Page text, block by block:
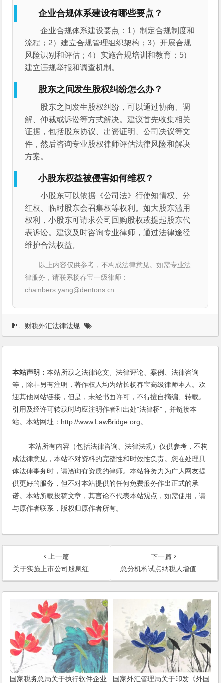
企业合规体系建设有哪些要点？
企业合规体系建设要点：1）制定合规制度和
流程；2）建立合规管理组织架构；3）开展合规
风险识别和评估；4）实施合规培训和教育；5）
建立违规举报和调查机制。
股东之间发生股权纠纷怎么办？
股东之间发生股权纠纷，可以通过协商、调
解、仲裁或诉讼等方式解决。建议首先收集相关
证据，包括股东协议、出资证明、公司决议等文
件，然后咨询专业股权律师评估法律风险和解决
方案。
小股东权益被侵害如何维权？
小股东可以依据《公司法》行使知情权、分
红权、临时股东会召集权等权利。如大股东滥用
权利，小股东可请求公司回购股权或提起股东代
表诉讼。建议及时咨询专业律师，通过法律途径
维护合法权益。
以上内容仅供参考，不构成法律意见。如需专业法
律服务，请联系杨春宝一级律师：
chambers.yang@dentons.cn
财税外汇法律法规
本站声明：本站所载之法律论文、法律评论、案例、法律咨询
等，除非另有注明，著作权人均为站长杨春宝高级律师本人。欢
迎其他网站链接，但是，未经书面许可，不得擅自摘编、转载。
引用及经许可转载时均应注明作者和出处"法律桥"，并链接本
站。本站网址：http://www.LawBridge.org。
本站所有内容（包括法律咨询、法律法规）仅供参考，不构
成法律意见，本站不对资料的完整性和时效性负责。您在处理具
体法律事务时，请洽询有资质的律师。本站将努力为广大网友提
供更好的服务，但不对本站提供的任何免费服务作出正式的承
诺。本站所载投稿文章，其言论不代表本站观点，如需使用，请
与原作者联系，版权归原作者所有。
上一篇
关于实施上市公司股息红利差别化个人所得税政策有关问题的通知
下一篇
总分机构试点纳税人增值税计算缴纳暂行办法
国家税务总局关于执行软件企业
国家外汇管理局关于印发《外国